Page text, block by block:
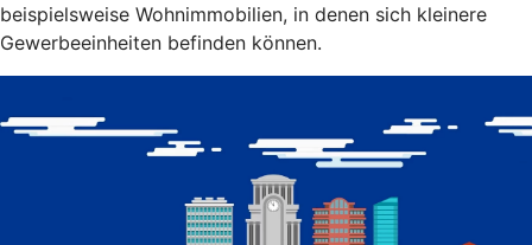
beispielsweise Wohnimmobilien, in denen sich kleinere
Gewerbeeinheiten befinden können.